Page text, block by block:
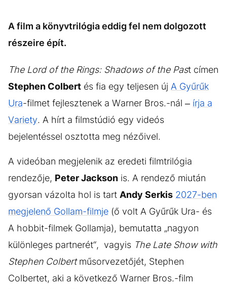
ÉLETMÓD DESIGN
BESZÉLGETÉSEK
VIDEÓ TÖRTÉNETEK
GASZTRO
A film a könyvtrilógia eddig fel nem dolgozott
részeire épít.
The Lord of the Rings: Shadows of the Past címen
Stephen Colbert és fia egy teljesen új A Gyűrűk
Ura-filmet fejlesztenek a Warner Bros.-nál – írja a
Variety. A hírt a filmstúdió egy videós
bejelentéssel osztotta meg nézőivel.
A videóban megjelenik az eredeti filmtrilógia
rendezője, Peter Jackson is. A rendező miután
gyorsan vázolta hol is tart Andy Serkis 2027-ben
megjelenő Gollam-filmje (ő volt A Gyűrűk Ura- és
A hobbit-filmek Gollamja), bemutatta „nagyon
különleges partnerét“, vagyis The Late Show with
Stephen Colbertműsorvezetőjét, Stephen
Colbertet, aki a következő Warner Bros.-film